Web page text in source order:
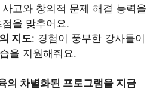
고와 창의적 문제 해결 능력을
을 맞추어요.
지도: 경험이 풍부한 강사들이
을 지원해줘요.
의 차별화된 프로그램을 지금